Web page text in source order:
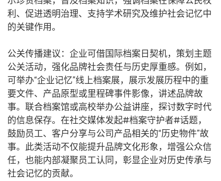
利、促进透明治理、支持学术研究及维护社会记忆中
的关键作用。
公关传播建议：企业可借国际档案日契机，策划主题
公关活动，强化品牌社会责任与历史厚重感。例如，
可举办“企业记忆”线上档案展，展示发展历程中的重
要文件、产品原型或里程碑事件影像，讲述品牌故
事。联合档案馆或高校举办公益讲座，探讨数字时代
的信息保存。在社交媒体发起#档案守护者#话题，
鼓励员工、客户分享与公司产品相关的“历史物件”故
事。此类活动不仅能提升品牌文化形象，增强公众信
任，也能内部凝聚员工认同，彰显企业对历史传承与
社会记忆的贡献。